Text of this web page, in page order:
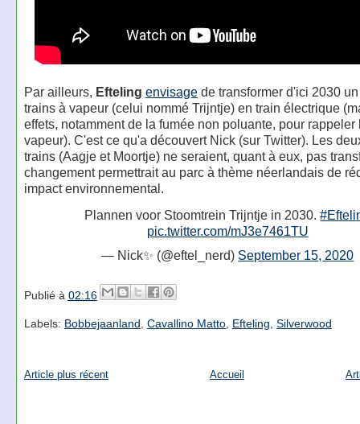
Par ailleurs, Efteling envisagede transformer d'ici 2030
trains à vapeur (celui nommé Trijntje) en train électrique
effets, notamment de la fumée non poluante, pour rappeler
vapeur). C'est ce qu'a découvert Nick (sur Twitter). Les
trains (Aagje et Moortje) ne seraient, quant à eux, pas
changement permettrait au parc à thème néerlandais de
impact environnemental.
Plannen voor Stoomtrein Trijntje in 2030.
pic.twitter.com/mJ3e7461TU
— Nick✨ (@eftel_nerd) September 15, 2020
Publié à 02:16
Labels: Bobbejaanland Cavallino Matto, Efteling Silverwood
Article plus récent Accueil